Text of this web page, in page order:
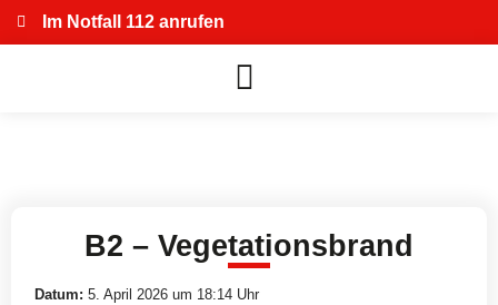
Im Notfall 112 anrufen
B2 – Vegetationsbrand
Datum: 5. April 2026 um 18:14 Uhr